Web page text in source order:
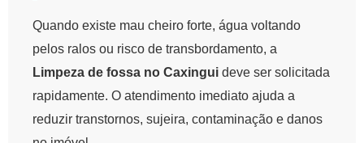
Quando existe mau cheiro forte, água voltando
pelos ralos ou risco de transbordamento, a
Limpeza de fossa no Caxingui deve ser solicitada
rapidamente. O atendimento imediato ajuda a
reduzir transtornos, sujeira, contaminação e danos